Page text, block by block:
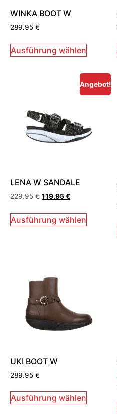
WINKA BOOT W
289.95 €
Ausführung wählen
Angebot!
LENA W SANDALE
229.95€ 119.95€
Ausführung wählen
UKI BOOT W
289.95 €
Ausführung wählen